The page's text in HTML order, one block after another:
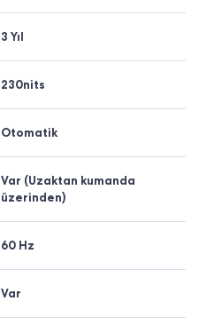
3 Yıl
230nits
Otomatik
Var (Uzaktan kumanda
üzerinden)
60 Hz
Var